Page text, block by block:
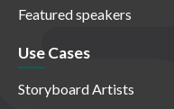
Featured speakers
Use Cases
Storyboard Artists